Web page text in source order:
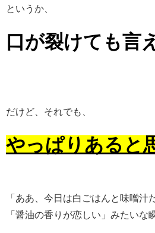
というか、
口が裂けても言
だけど、それでも、
やっぱりあると
「ああ、今日は白ごはんと味噌汁
「醤油の香りが恋しい」みたいな